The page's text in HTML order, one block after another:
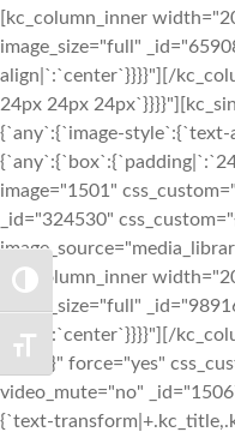
TOGGLE HIGH
TOGGLE FONT SIZE
[kc_column_inner
image_size="full"
align|`:`center`}}}}"][/
24px 24px
{`any`:{`image-
image="1501"
_id="324530"
[kc_column_inner
image_size="full"
align|`:`center`}}}}"][/
css`:{}}" force="yes"
video_mute="no"
{`text-